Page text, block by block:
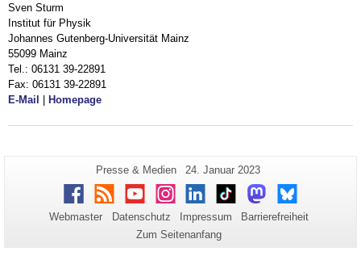
Sven Sturm
Institut für Physik
Johannes Gutenberg-Universität Mainz
55099 Mainz
Tel.: 06131 39-22891
Fax: 06131 39-22891
E-Mail | Homepage
Zusätzliche
Informationen
zu
dieser
Seite
Seiten-
Name:
Presse & Medien
Letzte
Aktualisierung:
24. Januar 2023
Facebook
RSS YoutubeInstagram
LinkedInTikTokMastodonBluesky
Webmaster Datenschutz Impressum
Barrierefreiheit
Zum Seitenanfang